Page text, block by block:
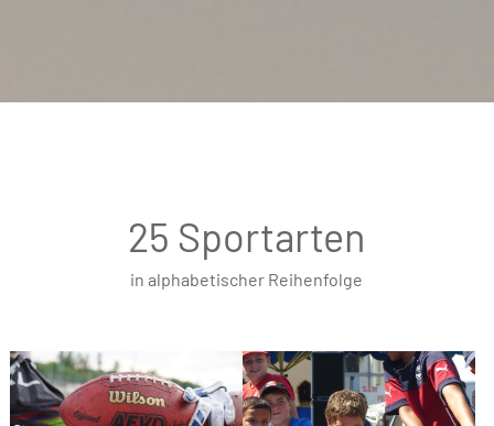
25 Sportarten
in alphabetischer Reihenfolge